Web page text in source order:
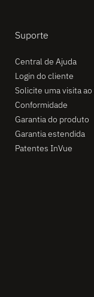
Suporte
Central de Ajuda
Login do cliente
Solicite uma visita ao
Conformidade
Garantia do produto
Garantia estendida
Patentes InVue